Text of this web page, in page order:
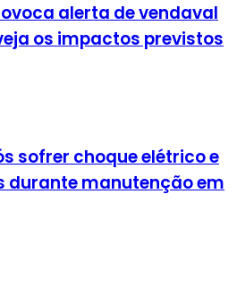
alerta de vendaval
os impactos previstos
sofrer choque elétrico e
durante manutenção em